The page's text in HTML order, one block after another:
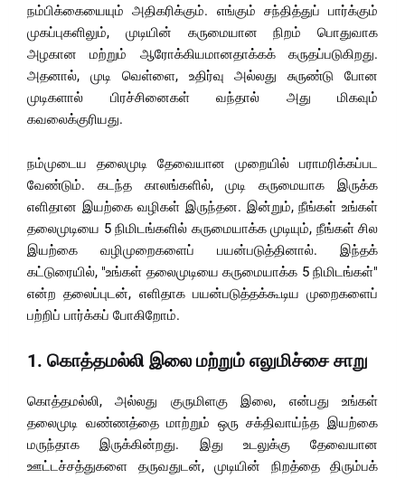
நம்பிக்கையையும் அதிகரிக்கும். எங்கும் சந்தித்துப் பார்க்கும்
முகப்புகளிலும், முடியின் கருமையான நிறம் பொதுவாக
அழகான மற்றும் ஆரோக்கியமானதாக்கக் கருதப்படுகிறது.
அதனால், முடி வெள்ளை, உதிர்வு அல்லது சுருண்டு போன
முடிகளால் பிரச்சினைகள் வந்தால் அது மிகவும்
கவலைக்குரியது.
நம்முடைய தலைமுடி தேவையான முறையில் பராமரிக்கப்பட
வேண்டும். கடந்த காலங்களில், முடி கருமையாக இருக்க
எளிதான இயற்கை வழிகள் இருந்தன. இன்றும், நீங்கள் உங்கள்
தலைமுடியை 5 நிமிடங்களில் கருமையாக்க முடியும், நீங்கள் சில
இயற்கை வழிமுறைகளைப் பயன்படுத்தினால். இந்தக்
கட்டுரையில், "உங்கள் தலைமுடியை கருமையாக்க 5 நிமிடங்கள்"
என்ற தலைப்புடன், எளிதாக பயன்படுத்தக்கூடிய முறைகளைப்
பற்றிப் பார்க்கப் போகிறோம்.
1. கொத்தமல்லி இலை மற்றும் எலுமிச்சை சாறு
கொத்தமல்லி, அல்லது குருமிளகு இலை, என்பது உங்கள்
தலைமுடி வண்ணத்தை மாற்றும் ஒரு சக்திவாய்ந்த இயற்கை
மருந்தாக இருக்கின்றது. இது உடலுக்கு தேவையான
ஊட்டச்சத்துகளை தருவதுடன், முடியின் நிறத்தை திரும்பக்